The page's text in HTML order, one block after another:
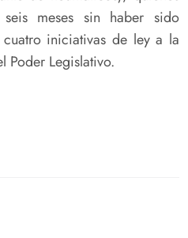
meses sin haber sido
iniciativas de ley a la
Poder Legislativo.